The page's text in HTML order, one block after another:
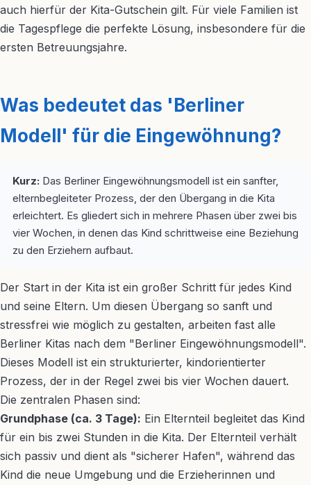
auch hierfür der Kita-Gutschein gilt. Für viele Familien ist
die Tagespflege die perfekte Lösung, insbesondere für die
ersten Betreuungsjahre.
Was bedeutet das 'Berliner
Modell' für die Eingewöhnung?
Kurz: Das Berliner Eingewöhnungsmodell ist ein sanfter,
elternbegleiteter Prozess, der den Übergang in die Kita
erleichtert. Es gliedert sich in mehrere Phasen über zwei bis
vier Wochen, in denen das Kind schrittweise eine Beziehung
zu den Erziehern aufbaut.
Der Start in der Kita ist ein großer Schritt für jedes Kind
und seine Eltern. Um diesen Übergang so sanft und
stressfrei wie möglich zu gestalten, arbeiten fast alle
Berliner Kitas nach dem "Berliner Eingewöhnungsmodell".
Dieses Modell ist ein strukturierter, kindorientierter
Prozess, der in der Regel zwei bis vier Wochen dauert.
Die zentralen Phasen sind:
Grundphase (ca. 3 Tage): Ein Elternteil begleitet das Kind
für ein bis zwei Stunden in die Kita. Der Elternteil verhält
sich passiv und dient als "sicherer Hafen", während das
Kind die neue Umgebung und die Erzieherinnen und